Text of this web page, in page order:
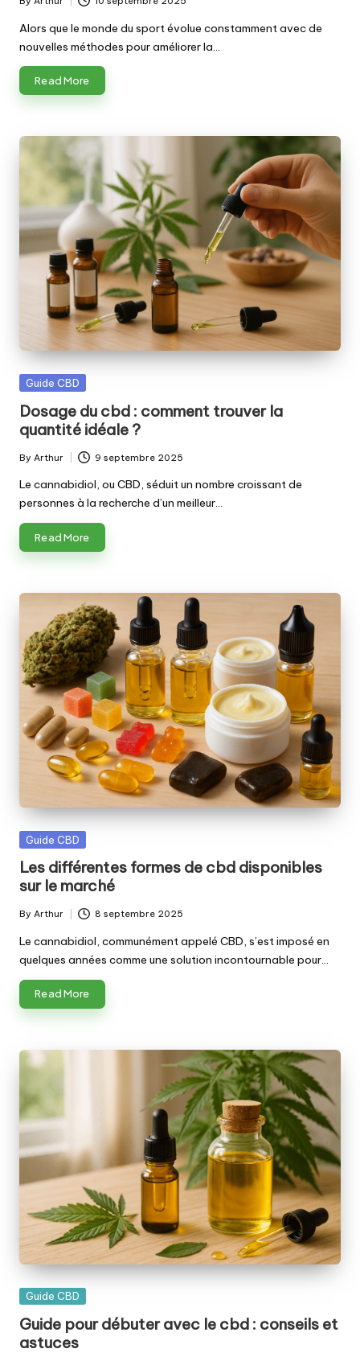
Posted
by
Alors que le monde du sport évolue constamment avec de
nouvelles méthodes pour améliorer la…
Read More
Posted
Guide CBD
Dosage du cbd : comment trouver la
quantité idéale ?
Posted
by
By Arthur 9 septembre 2025
Le cannabidiol, ou CBD, séduit un nombre croissant de
personnes à la recherche d’un meilleur…
Read More
Posted
Guide CBD
Les différentes formes de cbd disponibles
sur le marché
Posted
by
By Arthur 8 septembre 2025
Le cannabidiol, communément appelé CBD, s’est imposé en
quelques années comme une solution incontournable pour…
Read More
Posted
Guide CBD
Guide pour débuter avec le cbd : conseils et
astuces